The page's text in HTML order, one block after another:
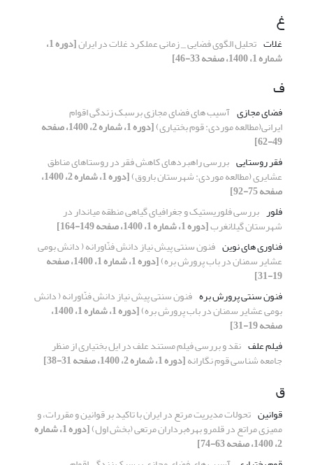
غ
غلات تحلیل الگوی فضایی _ زمانی عملکرد غلات در ایران [دوره 1،
شماره 1، 1400، صفحه 33-46]
ف
فضای مجازی آسیب های فضای مجازی برسبک زندگی اقوام
ایرانی(مطالعه موردی: قوم بختیاری) [دوره 1، شماره 2، 1400، صفحه
49-62]
فقر روستایی بررسی راهبردهای کاهش فقر در روستاهای مناطق
عشایری (مطالعه موردی: شهرستان باروق) [دوره 1، شماره 2، 1400،
صفحه 75-92]
فلور بررسی فلوریستیک و جغرافیای گیاهی منطقه میاندار در
شهرستان گیلانغرب[دوره 1، شماره 1، 1400، صفحه 149-164]
فناوری های نوین فنون سنتی پیش نیاز دانش فنّاورانه ( دانش بومی
عشایر سمنان در باب پرورش بره) [دوره 1، شماره 1، 1400، صفحه
19-31]
فنون سنتی پرورش بره فنون سنتی پیش نیاز دانش فنّاورانه ( دانش
بومی عشایر سمنان در باب پرورش بره) [دوره 1، شماره 1، 1400،
صفحه 19-31]
فیلم علف نقد و بررسی فیلم مستند علف در ایل بختیاری از منظر
جامعه شناسی قوم نگارانه[دوره 1، شماره 2، 1400، صفحه 31-38]
ق
قوانین تحولات مدیریت مرتع در ایران با تاکید بر قوانین و مقررات، و
ممیزی مراتع در قلمرو بهره‌برداران مرتعی (بخش اول) [دوره 1، شماره
2، 1400، صفحه 63-74]